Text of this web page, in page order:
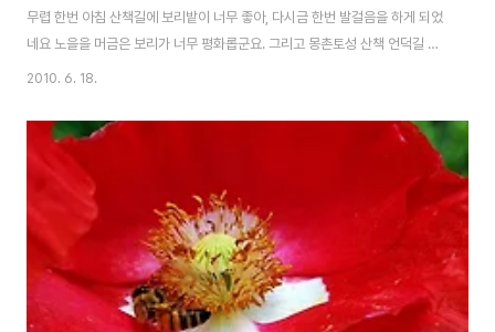
무렵 한번 아침 산책길에 보리밭이 너무 좋아, 다시금 한번 발걸음을 하게 되었
네요 노을을 머금은 보리가 너무 평화롭군요. 그리고 몽촌토성 산책 언덕길 위
로는 열심히 산책중입니다. 저도 사진찍고 나서 몽촌토성 산책길을 상쾌하게
곡해도 될것 같네요. 반면 왕따나무 왼쪽에 있는 보리는 아직은 조금 더 기다려
야 할 것 같습니다. 이번주에는 보리밭이 어떻게 변했을지 궁금합니다. +그나
저나 얼마전 북악스카이웨이와 양평에 바람쐬러 간 사진을 백업한 줄 알고 삭
제했는데 그 사진들이 옴팡 날라가버렸네요 +.+ 아꼽 아꼽 ㅠㅠ
2010. 6. 18.